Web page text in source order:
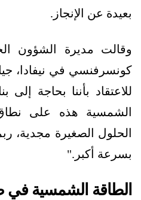
بعيدة عن الإنجاز.
وقالت مديرة الشؤون
كونسرفنسي في نيفادا،
للاعتقاد بأننا بحاجة
الشمسية هذه على
الحلول الصغيرة مجدية،
بسرعة أكبر."
الطاقة الشمسية